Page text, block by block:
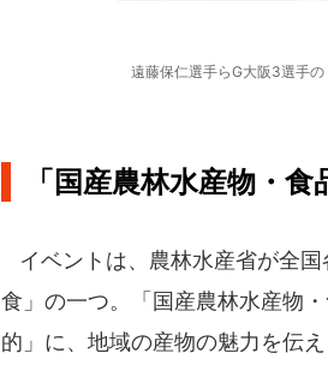
遠藤保仁選手らG大阪3選手
「国産農林水産物・
イベントは、農林水産省が全
食」の一つ。「国産農林水産物
的」に、地域の産物の魅力を伝え